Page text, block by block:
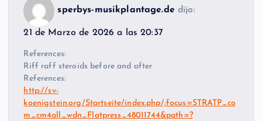
sperbys-musikplantage.de dijo:
21 de Marzo de 2026 a las 20:37
References:
Riff raff steroids before and after
References:
http://sv-
koenigstein.org/Startseite/index.php/;focus=STRATP_co
m_cm4all_wdn_Flatpress_48011744&path=?